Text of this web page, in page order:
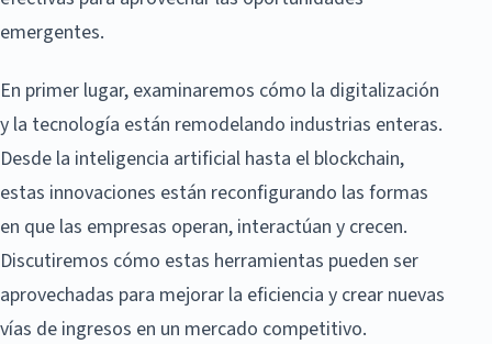
emergentes.
En primer lugar, examinaremos cómo la digitalización
y la tecnología están remodelando industrias enteras.
Desde la inteligencia artificial hasta el blockchain,
estas innovaciones están reconfigurando las formas
en que las empresas operan, interactúan y crecen.
Discutiremos cómo estas herramientas pueden ser
aprovechadas para mejorar la eficiencia y crear nuevas
vías de ingresos en un mercado competitivo.